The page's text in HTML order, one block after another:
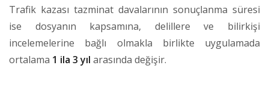
Trafik kazası tazminat davalarının sonuçlanma süresi
ise dosyanın kapsamına, delillere ve bilirkişi
incelemelerine bağlı olmakla birlikte uygulamada
ortalama 1 ila 3 yıl arasında değişir.